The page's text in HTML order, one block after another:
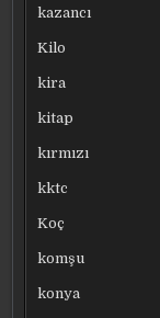
kazancı
Kilo
kira
kitap
kırmızı
kktc
Koç
komşu
konya